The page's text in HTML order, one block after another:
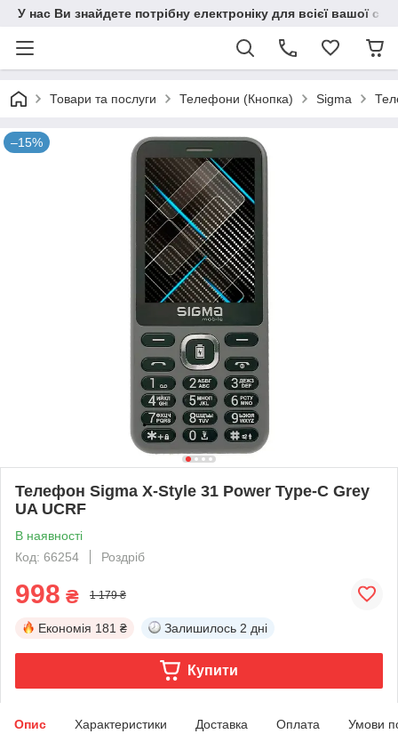
У нас Ви знайдете потрібну електроніку для всієї вашої
Товари та послуги Телефони (Кнопка) Sigma
–15%
Телефон Sigma X-Style 31 Power Type-C Grey
UA UCRF
В наявності
Код: 66254
Роздріб
998 ₴ 1 179 ₴
Економія 181 ₴ Залишилось 2 дні
Купити
Опис Характеристики Доставка Оплата Умови